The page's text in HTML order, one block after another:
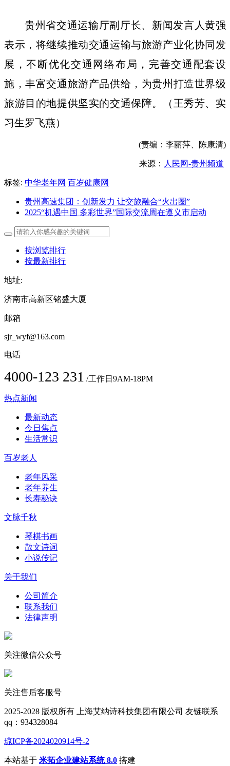
贵州省交通运输厅副厅长、新闻发言人黄强
表示，将继续推动交通运输与旅游产业化协同发
展，不断优化交通网络布局，完善交通配套设
施，丰富交通旅游产品供给，为贵州打造世界级
旅游目的地提供坚实的交通保障。（王秀芳、实
习生罗飞燕）
(责编：李丽萍、陈康清)
来源： 人民网-贵州频道
标签: 中华老年网 百岁健康网
贵州高速集团：创新发力 让交旅融合“火出圈”
2025“机遇中国 多彩世界”国际交流周在遵义市启动
按浏览排行
按最新排行
地址:
济南市高新区铭盛大厦
邮箱
sjr_wyf@163.com
电话
4000-123 231 /工作日9AM-18PM
热点新闻
最新动态
今日焦点
生活常识
百岁老人
老年风采
老年养生
长寿秘诀
文脉千秋
琴棋书画
散文诗词
小说传记
关于我们
公司简介
联系我们
法律声明
关注微信公众号
关注售后客服号
2025-2028 版权所有 上海艾纳诗科技集团有限公司 友链联系
qq：934328084
琼ICP备2024020914号-2
本站基于 米拓企业建站系统 8.0 搭建